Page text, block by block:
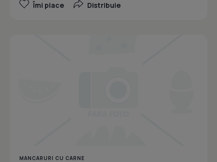
Îmi place Distribuie
MANCARURI CU CARNE